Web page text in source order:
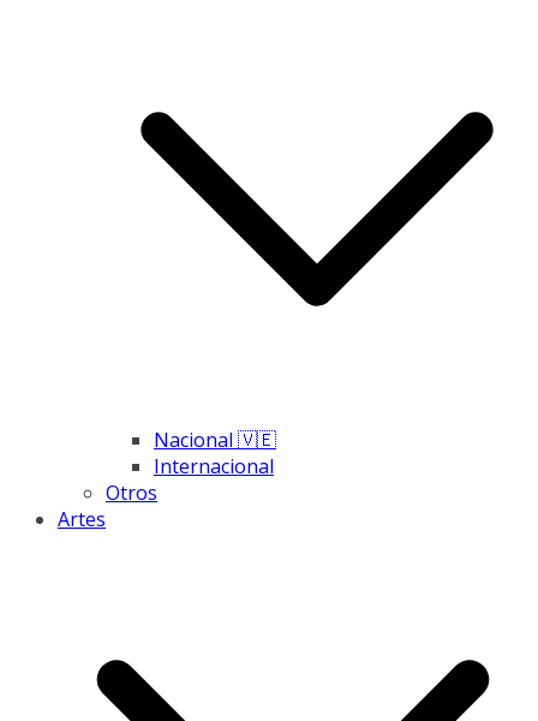
Nacional 🇻🇪
Internacional
Otros
Artes